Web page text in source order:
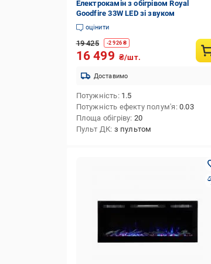
Електрокамін з обігрівом Royal
Goodfire 33W LED зі звуком
оцінити
19 425 -2 926₴
16 499 ₴/шт.
Доставимо
Потужність 1.5
Потужність ефекту полум'я 0.03
Площа обігріву 20
Пульт ДК з пультом